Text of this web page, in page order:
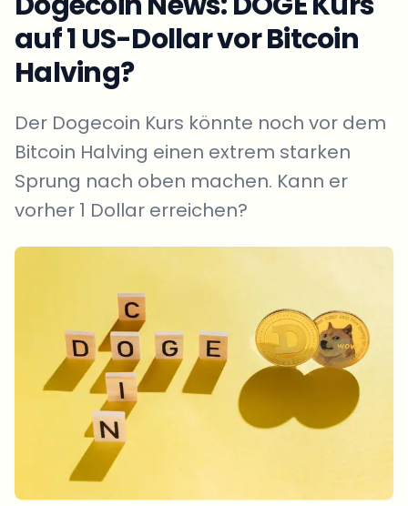
auf 1 US-Dollar vor Bitcoin
Halving?
Der Dogecoin Kurs könnte noch vor dem
Bitcoin Halving einen extrem starken
Sprung nach oben machen. Kann er
vorher 1 Dollar erreichen?